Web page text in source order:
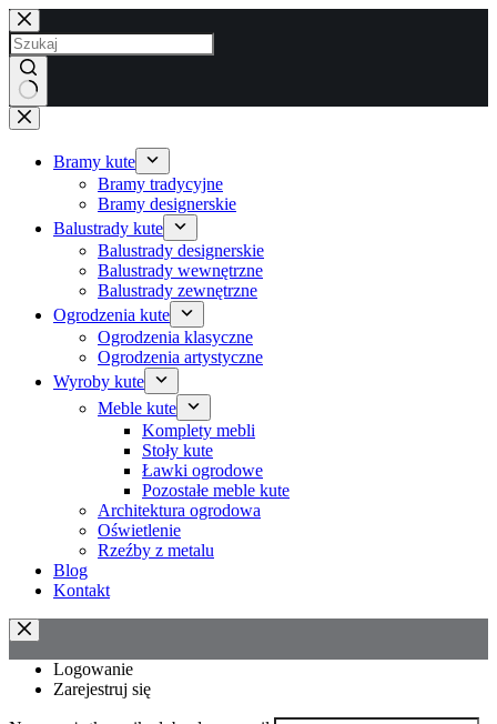
Przejdź
do
treści
Brak
wyników
Bramy kute
Bramy tradycyjne
Bramy designerskie
Balustrady kute
Balustrady designerskie
Balustrady wewnętrzne
Balustrady zewnętrzne
Ogrodzenia kute
Ogrodzenia klasyczne
Ogrodzenia artystyczne
Wyroby kute
Meble kute
Komplety mebli
Stoły kute
Ławki ogrodowe
Pozostałe meble kute
Architektura ogrodowa
Oświetlenie
Rzeźby z metalu
Blog
Kontakt
Logowanie
Zarejestruj się